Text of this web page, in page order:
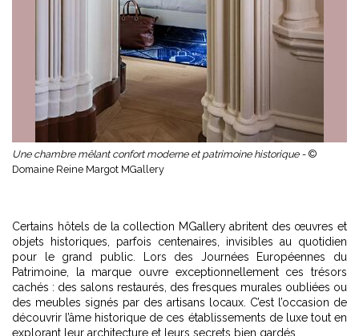
Une chambre mêlant confort moderne et patrimoine historique - ©
Domaine Reine Margot MGallery
Certains hôtels de la collection MGalleryabritent des œuvres et
objets historiques, parfois centenaires, invisibles au quotidien
pour le grand public. Lors des Journées Européennes du
Patrimoine, la marque ouvre exceptionnellement ces trésors
cachés : des salons restaurés, des fresques murales oubliées ou
des meubles signés par des artisans locaux. C’est l’occasion de
découvrir l’âme historique de ces établissements de luxe tout en
explorant leur architecture et leurs secrets bien gardés